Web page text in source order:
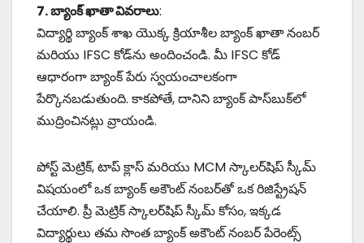
7. బ్యాంక్ ఖాతా వివరాలు:
విద్యార్థి బ్యాంక్ శాఖ యొక్క క్రియాశీల బ్యాంక్ ఖాతా నంబర్
మరియు IFSC కోడ్‌ను అందించండి. మీ IFSC కోడ్
ఆధారంగా బ్యాంక్ పేరు స్వయంచాలకంగా
పేర్కొనబడుతుంది. కాకపోతే, దానిని బ్యాంక్ పాస్‌బుక్‌లో
ముద్రించినట్లు వ్రాయండి.
పోస్ట్ మెట్రిక్, టాప్ క్లాస్ మరియు MCM స్కాలర్‌షిప్ స్కీమ్
విషయంలో ఒక బ్యాంక్ అకౌంట్ నంబర్‌తో ఒక రిజిస్ట్రేషన్
చేయాలి. ప్రీ మెట్రిక్ స్కాలర్‌షిప్ స్కీమ్ కోసం, ఇక్కడ
విద్యార్థులు తమ సొంత బ్యాంక్ అకౌంట్ నంబర్ పేరెంట్స్